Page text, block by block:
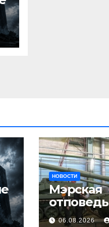
НОВОСТИ
Мэрская
отповедь
06.08.2026